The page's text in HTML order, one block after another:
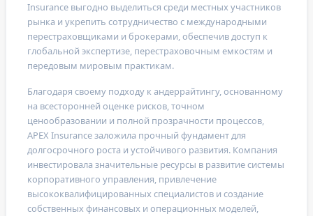
Insurance выгодно выделиться среди местных участников
рынка и укрепить сотрудничество с международными
перестраховщиками и брокерами, обеспечив доступ к
глобальной экспертизе, перестраховочным емкостям и
передовым мировым практикам.
Благодаря своему подходу к андеррайтингу, основанному
на всесторонней оценке рисков, точном
ценообразовании и полной прозрачности процессов,
APEX Insuranceзаложила прочный фундамент для
долгосрочного роста и устойчивого развития. Компания
инвестировала значительные ресурсы в развитие системы
корпоративного управления, привлечение
высококвалифицированных специалистов и создание
собственных финансовых и операционных моделей,